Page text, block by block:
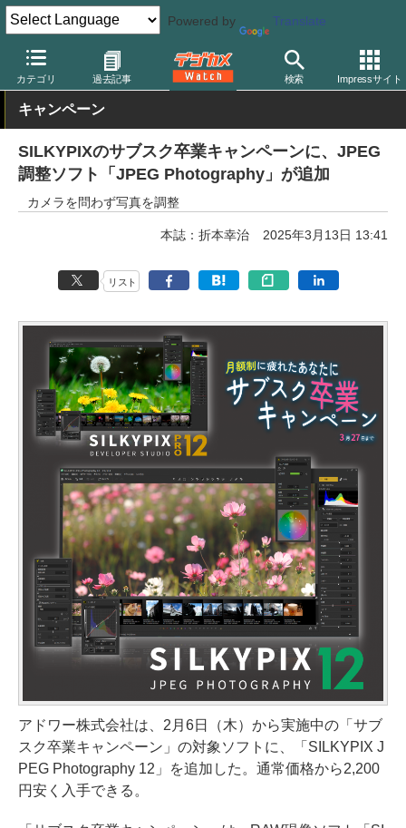
Powered by Translate
カテゴリ 過去記事 検索 Impressサイト
デジカメ Watch PC/モバイル関連 アプリ/ソフトウェア
キャンペーン
SILKYPIXのサブスク卒業キャンペーンに、JPEG
調整ソフト「JPEG Photography」が追加
カメラを問わず写真を調整
本誌：折本幸治 2025年3月13日 13:41
リスト
アドワー株式会社は、2月6日（木）から実施中の「サブ
スク卒業キャンペーン」の対象ソフトに、「SILKYPIX J
PEG Photography 12」を追加した。通常価格から2,200
円安く入手できる。